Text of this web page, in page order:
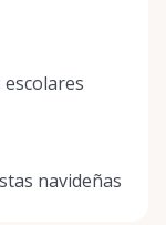
escolares
navideñas